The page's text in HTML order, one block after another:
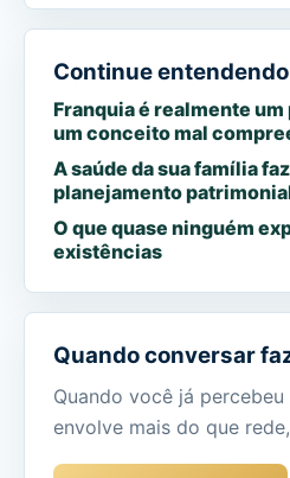
Continue entendendo
Franquia é realmente
um conceito mal
A saúde da sua família
planejamento
O que quase ninguém
existências
Quando conversar
Quando você já
envolve mais do que